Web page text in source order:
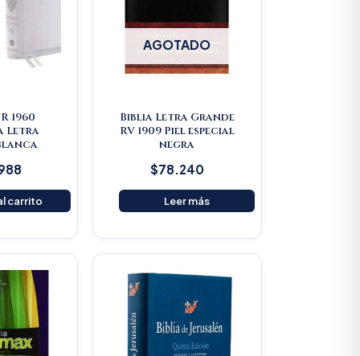
1960
Letra
carrito
AGOTADO
Biblia Letra Grande
RV 1909 Piel especial
negra
$78.240
Leer más